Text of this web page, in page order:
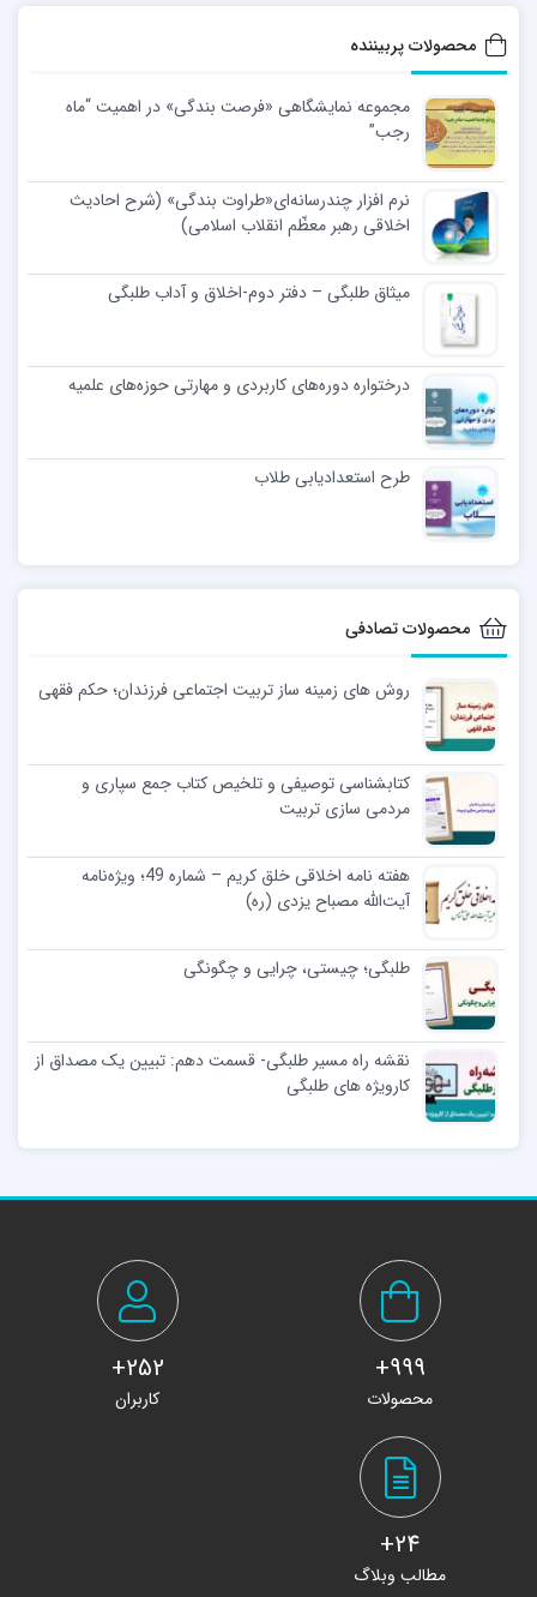
محصولات پربیننده
مجموعه نمایشگاهی «فرصت بندگی» در اهمیت “ماه
رجب”
نرم افزار چندرسانه‌ای«طراوت بندگی» (شرح احادیث
اخلاقی رهبر معظّم انقلاب اسلامی)
میثاق طلبگی – دفتر دوم-اخلاق و آداب طلبگی
درختواره دوره‌های کاربردی و مهارتی حوزه‌های علمیه
طرح استعدادیابی طلاب
محصولات تصادفی
روش های زمینه ساز تربیت اجتماعی فرزندان؛ حکم فقهی
کتابشناسی توصیفی و تلخیص کتاب جمع سپاری و
مردمی سازی تربیت
هفته نامه اخلاقی خلق کریم – شماره 49؛ ویژه‌نامه
آیت‌الله مصباح یزدی (ره)‎
طلبگی؛ چیستی، چرایی و چگونگی
نقشه راه مسیر طلبگی- قسمت دهم: تبیین یک مصداق از
کارویژه های طلبگی
999+
محصولات
252+
کاربران
24+
مطالب وبلاگ